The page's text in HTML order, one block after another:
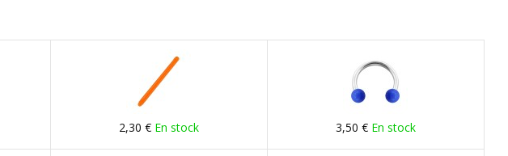
2,30 € En stock 3,50 € En stock